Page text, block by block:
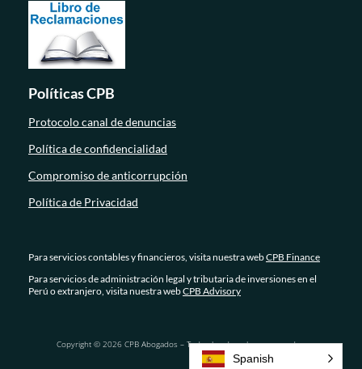
Políticas CPB
Protocolo canal de denuncias
Política de confidencialidad
Compromiso de anticorrupción
Política de Privacidad
Para servicios contables y financieros, visita nuestra webCPB Finance
Para servicios de administración legal y tributaria de inversiones en el
Perú o extranjero, visita nuestra webCPB Advisory
Copyright © 2026 CPB Abogados – Todos los derechos reservados.
Spanish